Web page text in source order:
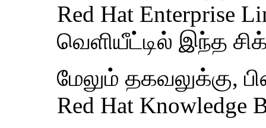
Red Hat Enterprise
வெளியீட்டில் இந்த
மேலும் தகவலுக்கு,
Red Hat Knowledge